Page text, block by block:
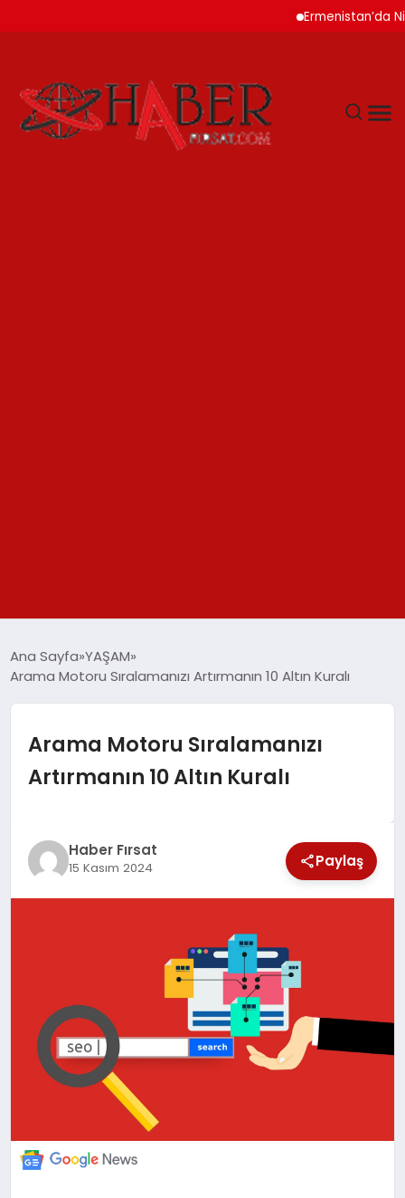
Ermenistan’da Nikol
YAŞAM
TEKNOLOJİ
EKONOMİ
DÜNYA
Ana Sayfa YAŞAM
Arama Motoru Sıralamanızı Artırmanın 10 Altın Kuralı
Arama Motoru Sıralamanızı
Artırmanın 10 Altın Kuralı
Haber Fırsat
15 Kasım 2024 Paylaş